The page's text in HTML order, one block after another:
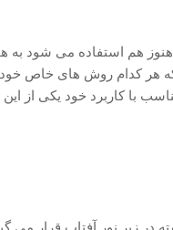
هم استفاده می شود به
هر کدام روش های خاص خود
با کاربرد خود یکی از
زیر نور آفتاب قرار می